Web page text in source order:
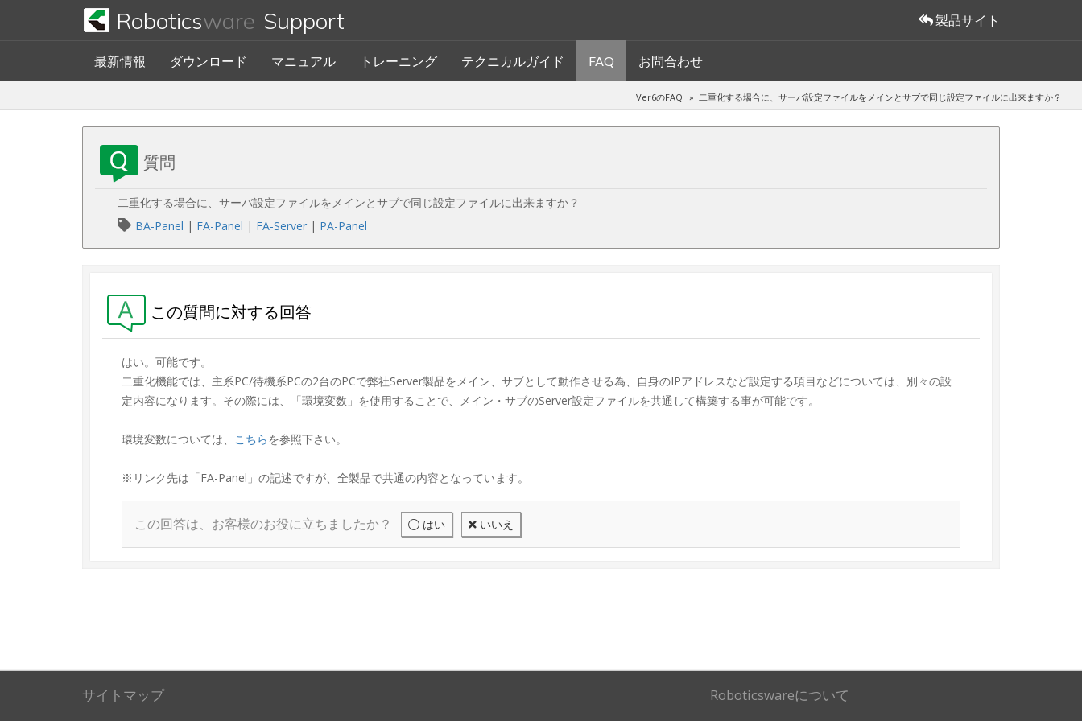
Roboticsware Support 製品サイト
最新情報 ダウンロード マニュアル トレーニング テクニカルガイド FAQ お問合わせ
Ver6のFAQ 二重化する場合に、サーバ設定ファイルをメインとサブで同じ設定ファイルに出来ますか？
質問
二重化する場合に、サーバ設定ファイルをメインとサブで同じ設定ファイルに出来ますか？
BA-Panel | FA-Panel | FA-Server | PA-Panel
この質問に対する回答
はい。可能です。
二重化機能では、主系PC/待機系PCの2台のPCで弊社Server製品をメイン、サブとして動作させる為、自身のIPアドレスなど設定する項目などについては、別々の設
定内容になります。その際には、「環境変数」を使用することで、メイン・サブのServer設定ファイルを共通して構築する事が可能です。
環境変数については、 こちらを参照下さい。
※リンク先は「FA-Panel」の記述ですが、全製品で共通の内容となっています。
この回答は、お客様のお役に立ちましたか？ はい いいえ
サイトマップ Roboticswareについて